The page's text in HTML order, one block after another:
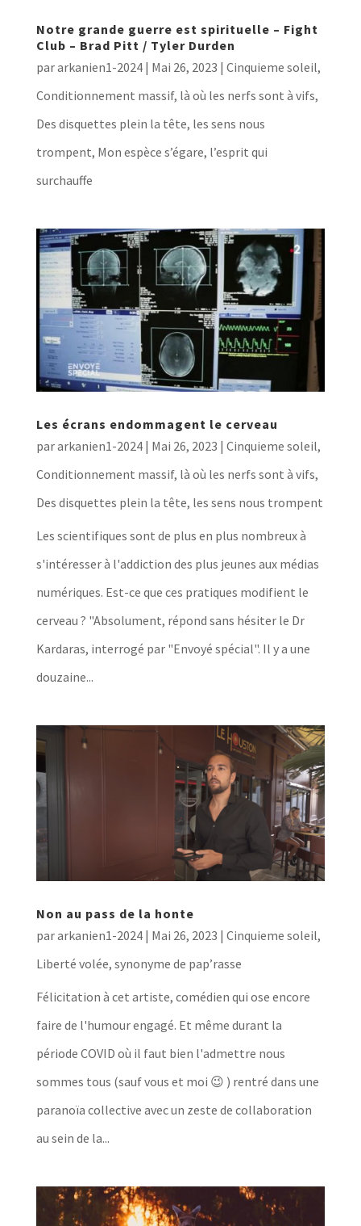
Notre grande guerre est spirituelle – Fight
Club – Brad Pitt / Tyler Durden
pararkanien1-2024| Mai 26, 2023 | Cinquieme soleil,
Conditionnement massif, là où les nerfs sont à vifs,
Des disquettes plein la tête, les sens nous
trompent, Mon espèce s’égare, l’esprit qui
surchauffe
Les écrans endommagent le cerveau
pararkanien1-2024| Mai 26, 2023 | Cinquieme soleil,
Conditionnement massif, là où les nerfs sont à vifs,
Des disquettes plein la tête, les sens nous trompent
Les scientifiques sont de plus en plus nombreux à
s'intéresser à l'addiction des plus jeunes aux médias
numériques. Est-ce que ces pratiques modifient le
cerveau ? "Absolument, répond sans hésiter le Dr
Kardaras, interrogé par "Envoyé spécial". Il y a une
douzaine...
Non au pass de la honte
pararkanien1-2024| Mai 26, 2023 | Cinquieme soleil,
Liberté volée, synonyme de pap’rasse
Félicitation à cet artiste, comédien qui ose encore
faire de l'humour engagé. Et même durant la
période COVID où il faut bien l'admettre nous
sommes tous (sauf vous et moi 😉 ) rentré dans une
paranoïa collective avec un zeste de collaboration
au sein de la...